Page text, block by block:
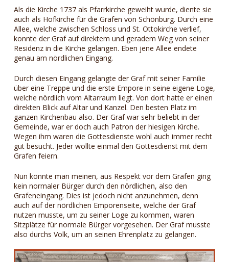
Als die Kirche 1737 als Pfarrkirche geweiht wurde, diente sie
auch als Hofkirche für die Grafen von Schönburg. Durch eine
Allee, welche zwischen Schloss und St. Ottokirche verlief,
konnte der Graf auf direktem und geradem Weg von seiner
Residenz in die Kirche gelangen. Eben jene Allee endete
genau am nördlichen Eingang.
Durch diesen Eingang gelangte der Graf mit seiner Familie
über eine Treppe und die erste Empore in seine eigene Loge,
welche nördlich vom Altarraum liegt. Von dort hatte er einen
direkten Blick auf Altar und Kanzel. Den besten Platz im
ganzen Kirchenbau also. Der Graf war sehr beliebt in der
Gemeinde, war er doch auch Patron der hiesigen Kirche.
Wegen ihm waren die Gottesdienste wohl auch immer recht
gut besucht. Jeder wollte einmal den Gottesdienst mit dem
Grafen feiern.
Nun könnte man meinen, aus Respekt vor dem Grafen ging
kein normaler Bürger durch den nördlichen, also den
Grafeneingang. Dies ist jedoch nicht anzunehmen, denn
auch auf der nördlichen Emporenseite, welche der Graf
nutzen musste, um zu seiner Loge zu kommen, waren
Sitzplätze für normale Bürger vorgesehen. Der Graf musste
also durchs Volk, um an seinen Ehrenplatz zu gelangen.